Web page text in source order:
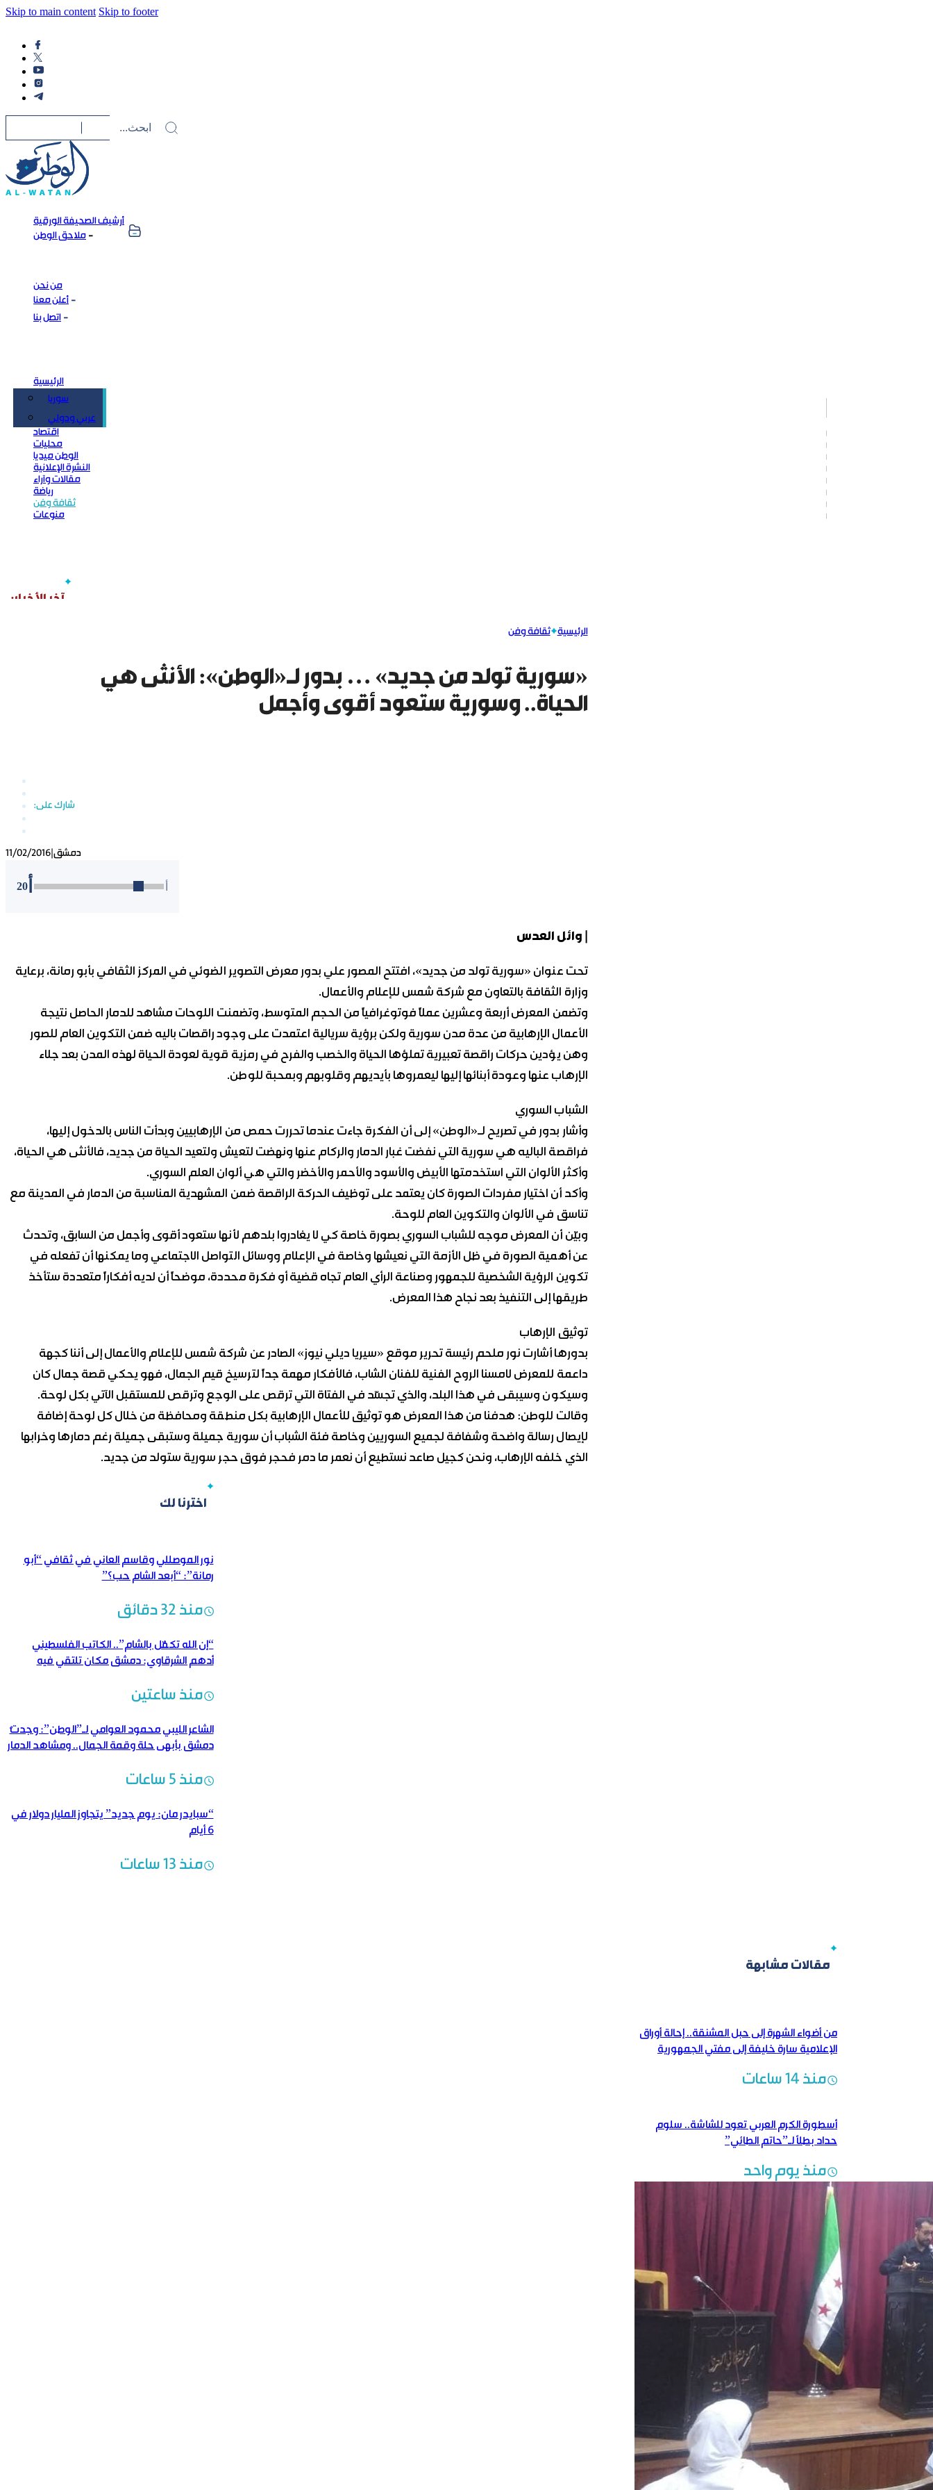
Skip to main content Skip to footer
أرشيف الصحيفة الورقية
ملاحق الوطن
من نحن
أعلن معنا
اتصل بنا
الرئيسية
سوريا
عربي ودولي
اقتصاد
محليات
الوطن ميديا
النشرة الإعلانية
مقالات وآراء
رياضة
ثقافة وفن
منوعات
الرئيسية ثقافة وفن
«سورية تولد من جديد» … بدور لـ«الوطن»: الأنثى هي
الحياة.. وسورية ستعود أقوى وأجمل
11/02/2016 دمشق
20
| وائل العدس
تحت عنوان «سورية تولد من جديد»، افتتح المصور علي بدور معرض التصوير الضوئي في المركز الثقافي بأبو رمانة، برعاية
وزارة الثقافة بالتعاون مع شركة شمس للإعلام والأعمال.
وتضمن المعرض أربعة وعشرين عملاً فوتوغرافياً من الحجم المتوسط، وتضمنت اللوحات مشاهد للدمار الحاصل نتيجة
الأعمال الإرهابية من عدة مدن سورية ولكن برؤية سريالية اعتمدت على وجود راقصات باليه ضمن التكوين العام للصور
وهن يؤدين حركات راقصة تعبيرية تملؤها الحياة والخصب والفرح في رمزية قوية لعودة الحياة لهذه المدن بعد جلاء
الإرهاب عنها وعودة أبنائها إليها ليعمروها بأيديهم وقلوبهم وبمحبة للوطن.
الشباب السوري
وأشار بدور في تصريح لـ«الوطن» إلى أن الفكرة جاءت عندما تحررت حمص من الإرهابيين وبدأت الناس بالدخول إليها،
فراقصة الباليه هي سورية التي نفضت غبار الدمار والركام عنها ونهضت لتعيش ولتعيد الحياة من جديد، فالأنثى هي الحياة،
وأكثر الألوان التي استخدمتها الأبيض والأسود والأحمر والأخضر والتي هي ألوان العلم السوري.
وأكد أن اختيار مفردات الصورة كان يعتمد على توظيف الحركة الراقصة ضمن المشهدية المناسبة من الدمار في المدينة مع
تناسق في الألوان والتكوين العام للوحة.
وبيّن أن المعرض موجه للشباب السوري بصورة خاصة كي لا يغادروا بلدهم لأنها ستعود أقوى وأجمل من السابق، وتحدث
عن أهمية الصورة في ظل الأزمة التي نعيشها وخاصة في الإعلام ووسائل التواصل الاجتماعي وما يمكنها أن تفعله في
تكوين الرؤية الشخصية للجمهور وصناعة الرأي العام تجاه قضية أو فكرة محددة، موضحاً أن لديه أفكاراً متعددة ستأخذ
طريقها إلى التنفيذ بعد نجاح هذا المعرض.
توثيق الإرهاب
بدورها أشارت نور ملحم رئيسة تحرير موقع «سيريا ديلي نيوز» الصادر عن شركة شمس للإعلام والأعمال إلى أننا كجهة
داعمة للمعرض لامسنا الروح الفنية للفنان الشاب، فالأفكار مهمة جداً لترسيخ قيم الجمال، فهو يحكي قصة جمال كان
وسيكون وسيبقى في هذا البلد، والذي تجسّد في الفتاة التي ترقص على الوجع وترقص للمستقبل الآتي بكل لوحة.
وقالت للوطن: هدفنا من هذا المعرض هو توثيق للأعمال الإرهابية بكل منطقة ومحافظة من خلال كل لوحة إضافة
لإيصال رسالة واضحة وشفافة لجميع السوريين وخاصة فئة الشباب أن سورية جميلة وستبقى جميلة رغم دمارها وخرابها
الذي خلفه الإرهاب، ونحن كجيل صاعد نستطيع أن نعمر ما دمر فحجر فوق حجر سورية ستولد من جديد.
اخترنا لك
نور الموصللي وقاسم العاني في ثقافي “أبو
رمانة”: “أبعد الشام حب؟”
منذ 32 دقائق
“إن الله تكفّل بالشام”.. الكاتب الفلسطيني
أدهم الشرقاوي: دمشق مكان تلتقي فيه
منذ ساعتين
الشاعر الليبي محمود العوامي لـ”الوطن”: وجدتُ
دمشق بأبهى حلة وقمة الجمال.. ومشاهد الدمار
منذ 5 ساعات
“سبايدر مان: يوم جديد” يتجاوز المليار دولار في
6 أيام
منذ 13 ساعات
مقالات مشابهة
من أضواء الشهرة إلى حبل المشنقة.. إحالة أوراق
الإعلامية سارة خليفة إلى مفتي الجمهورية
منذ 14 ساعات
أسطورة الكرم العربي تعود للشاشة.. سلوم
حداد بطلاً لـ”حاتم الطائي”
منذ يوم واحد